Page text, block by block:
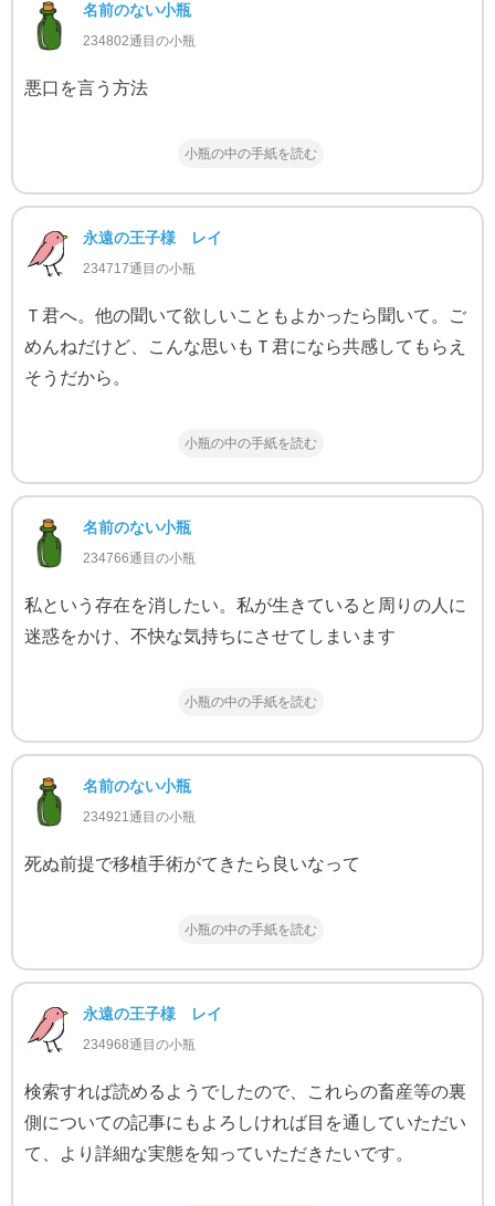
名前のない小瓶
234802通目の小瓶
悪口を言う方法
小瓶の中の手紙を読む
永遠の王子様 レイ
234717通目の小瓶
Ｔ君へ。他の聞いて欲しいこともよかったら聞いて。ご
めんねだけど、こんな思いもＴ君になら共感してもらえ
そうだから。
小瓶の中の手紙を読む
名前のない小瓶
234766通目の小瓶
私という存在を消したい。私が生きていると周りの人に
迷惑をかけ、不快な気持ちにさせてしまいます
小瓶の中の手紙を読む
名前のない小瓶
234921通目の小瓶
死ぬ前提で移植手術がてきたら良いなって
小瓶の中の手紙を読む
永遠の王子様 レイ
234968通目の小瓶
検索すれば読めるようでしたので、これらの畜産等の裏
側についての記事にもよろしければ目を通していただい
て、より詳細な実態を知っていただきたいです。